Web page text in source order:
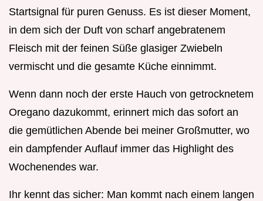
Startsignal für puren Genuss. Es ist dieser Moment,
in dem sich der Duft von scharf angebratenem
Fleisch mit der feinen Süße glasiger Zwiebeln
vermischt und die gesamte Küche einnimmt.
Wenn dann noch der erste Hauch von getrocknetem
Oregano dazukommt, erinnert mich das sofort an
die gemütlichen Abende bei meiner Großmutter, wo
ein dampfender Auflauf immer das Highlight des
Wochenendes war.
Ihr kennt das sicher: Man kommt nach einem langen